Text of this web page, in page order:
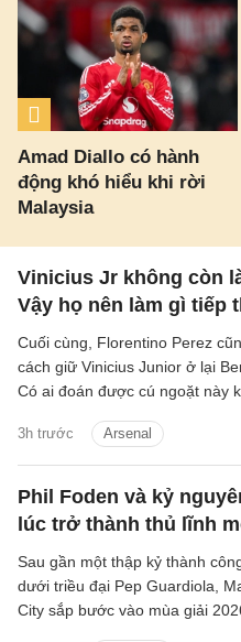
Amad Diallo có hành
động khó hiểu khi rời
Malaysia
Vinicius Jr không còn
Vậy họ nên làm gì tiếp
3h trước Arsenal
Cuối cùng, Florentino Perez
cách giữ Vinicius Junior ở lại
Có ai đoán được cú ngoặt này
Phil Foden và kỷ
lúc trở thành thủ lĩnh
Sau gần một thập kỷ thành
dưới triều đại Pep Guardiola,
City sắp bước vào mùa giải